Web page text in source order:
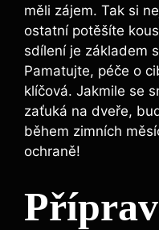
měli zájem. Tak si
ostatní potěšíte
sdílení je základem
Pamatujte, péče o
klíčová. Jakmile se
zaťuká na dveře,
během zimních
ochraně!